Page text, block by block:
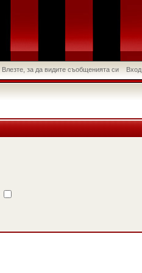
Влезте, за да видите съобщенията си Вход